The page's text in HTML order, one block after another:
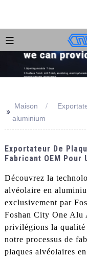
>>
Maison
aluminium
Exportateur De
Fabricant OEM
Découvrez la
alvéolaire en
exclusivement par
Foshan City One
privilégions la qualité
notre processus de
plaques alvéolaires